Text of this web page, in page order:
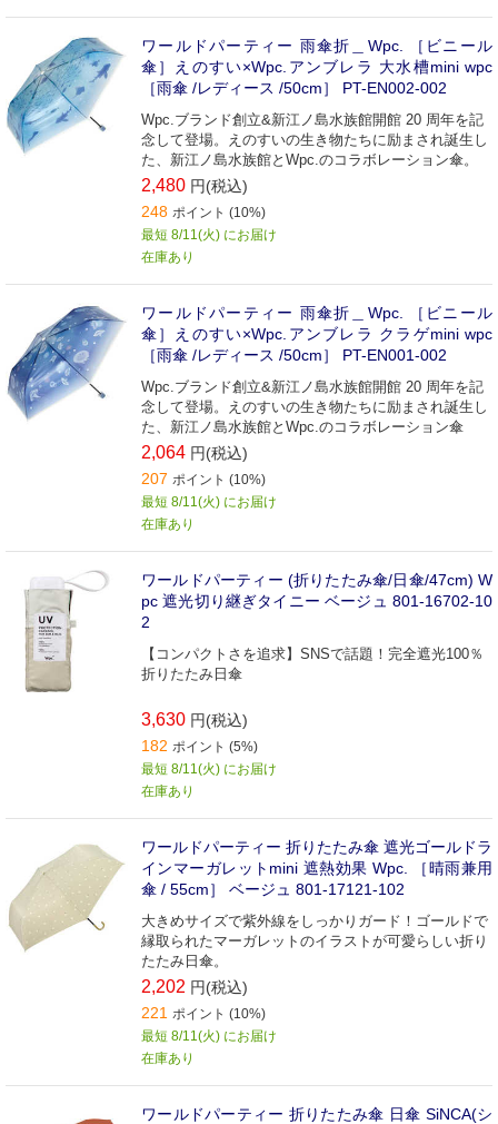
ワールドパーティー 雨傘折＿Wpc. ［ビニール
傘］えのすい×Wpc.アンブレラ 大水槽mini wpc
［雨傘 /レディース /50cm］ PT-EN002-002
Wpc.ブランド創立&新江ノ島水族館開館 20 周年を記
念して登場。えのすいの生き物たちに励まされ誕生し
た、新江ノ島水族館とWpc.のコラボレーション傘。
2,480 円(税込)
248 ポイント (10%)
最短 8/11(火) にお届け
在庫あり
ワールドパーティー 雨傘折＿Wpc. ［ビニール
傘］えのすい×Wpc.アンブレラ クラゲmini wpc
［雨傘 /レディース /50cm］ PT-EN001-002
Wpc.ブランド創立&新江ノ島水族館開館 20 周年を記
念して登場。えのすいの生き物たちに励まされ誕生し
た、新江ノ島水族館とWpc.のコラボレーション傘
2,064 円(税込)
207 ポイント (10%)
最短 8/11(火) にお届け
在庫あり
ワールドパーティー (折りたたみ傘/日傘/47cm) W
pc 遮光切り継ぎタイニー ベージュ 801-16702-10
2
【コンパクトさを追求】SNSで話題！完全遮光100％
折りたたみ日傘
3,630 円(税込)
182 ポイント (5%)
最短 8/11(火) にお届け
在庫あり
ワールドパーティー 折りたたみ傘 遮光ゴールドラ
インマーガレットmini 遮熱効果 Wpc. ［晴雨兼用
傘 / 55cm］ ベージュ 801-17121-102
大きめサイズで紫外線をしっかりガード！ゴールドで
縁取られたマーガレットのイラストが可愛らしい折り
たたみ日傘。
2,202 円(税込)
221 ポイント (10%)
最短 8/11(火) にお届け
在庫あり
ワールドパーティー 折りたたみ傘 日傘 SiNCA(シ